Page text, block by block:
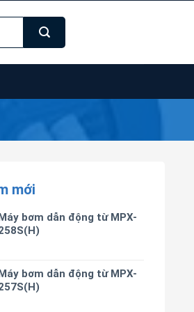
mới
bơm dẫn động từ MPX-
bơm dẫn động từ MPX-